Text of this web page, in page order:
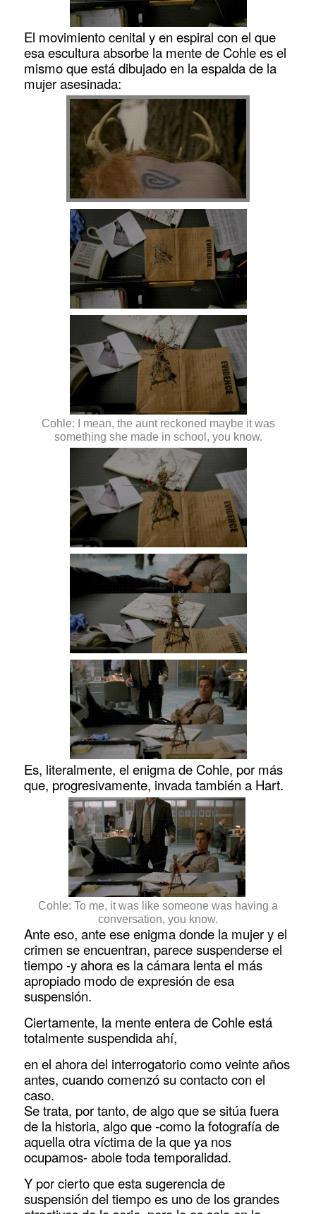
El movimiento cenital y en espiral con el que
esa escultura absorbe la mente de Cohle es el
mismo que está dibujado en la espalda de la
mujer asesinada:
Cohle: I mean, the aunt reckoned maybe it was
something she made in school, you know.
Es, literalmente, el enigma de Cohle, por más
que, progresivamente, invada también a Hart.
Cohle: To me, it was like someone was having a
conversation, you know.
Ante eso, ante ese enigma donde la mujer y el
crimen se encuentran, parece suspenderse el
tiempo -y ahora es la cámara lenta el más
apropiado modo de expresión de esa
suspensión.
Ciertamente, la mente entera de Cohle está
totalmente suspendida ahí,
en el ahora del interrogatorio como veinte años
antes, cuando comenzó su contacto con el
caso.
Se trata, por tanto, de algo que se sitúa fuera
de la historia, algo que -como la fotografía de
aquella otra víctima de la que ya nos
ocupamos- abole toda temporalidad.
Y por cierto que esta sugerencia de
suspensión del tiempo es uno de los grandes